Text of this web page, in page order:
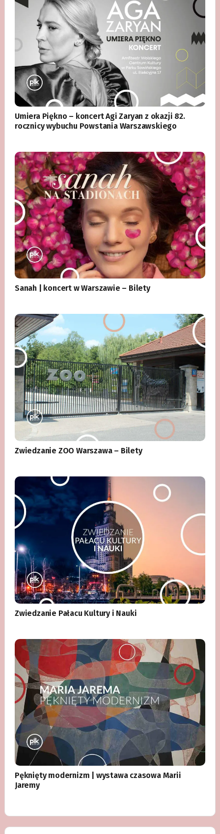
Umiera Piękno – koncert Agi Zaryan z okazji 82.
rocznicy wybuchu Powstania Warszawskiego
Sanah | koncert w Warszawie – Bilety
Zwiedzanie ZOO Warszawa – Bilety
Zwiedzanie Pałacu Kultury i Nauki
Pęknięty modernizm | wystawa czasowa Marii
Jaremy